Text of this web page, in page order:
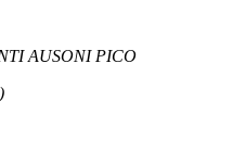
AUSONI PICO